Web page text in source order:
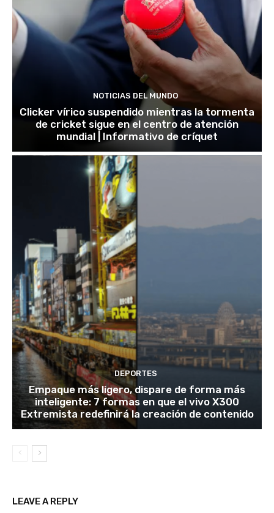
NOTICIAS DEL MUNDO
Clicker vírico suspendido mientras la tormenta
de cricket sigue en el centro de atención
mundial | Informativo de críquet
DEPORTES
Empaque más ligero, dispare de forma más
inteligente: 7 formas en que el vivo X300
Extremista redefinirá la creación de contenido
LEAVE A REPLY